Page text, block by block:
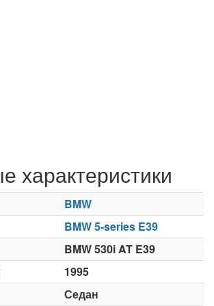
характеристики
BMW
BMW 5-series E39
BMW 530i AT E39
1995
Седан